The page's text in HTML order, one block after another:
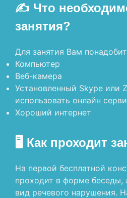
✍️ Что
занятия?
Для занятия Вам
Компьютер
Веб-камера
Установленный Skype или
использовать онлайн
Хороший интернет
🖥 Как проходит
На первой бесплатной
проходит в форме беседы,
вид речевого нарушения.